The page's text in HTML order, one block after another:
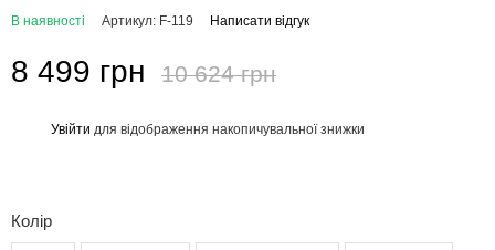
В наявності Артикул: F-119 Написати відгук
8 499 грн 10 624 грн
Увійти для відображення накопичувальної знижки
Колір